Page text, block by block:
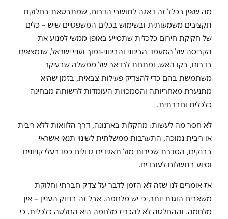
מה שאין בכלל זה דאגה לתושבי הדרום, שמתבטאת בחלוקת
תקציבים משמעותית ובשימוש בכלים המשפטיים שיש – כלים
של חקיקת חירום כלכלית שתסייע באופן ממשי למנוע את
הקריסה של המעמד הבינוני והבינוני-נמוך ועניי ישראל, שנמצאים
בדרום, בקו האש, ומתחת לרדאר של ממשלה שבעיקר
משתמשת בהם כדי להצדיק פעילות צבאית, בזמן שהיא
מתנערת מאחריותה והסמכויות העומדות לרשותה מבחינה
כלכלית וחברתית.
לא חסר מה לעשות: מהקלות בארנונה, דרך הלוואות ללא ריבית
או ריבית נמוכה, התערבות ממשלתית לשינוי תנאי אשראי
בבנקים, הסדרת שכירות מול תאגידים גדולים כמו בעלי קניונים
וסיוע בתשלום לעובדים.
אז אומרים לנו שזה לא הזמן לדבר על צדק חברתי וחלוקת
משאבים הוגנת יותר, כי יש מלחמה. אבל זה בדיוק העניין – אין
מלחמה. וההחלטה לא להכריז מלחמה היא החלטה כלכלית, כי